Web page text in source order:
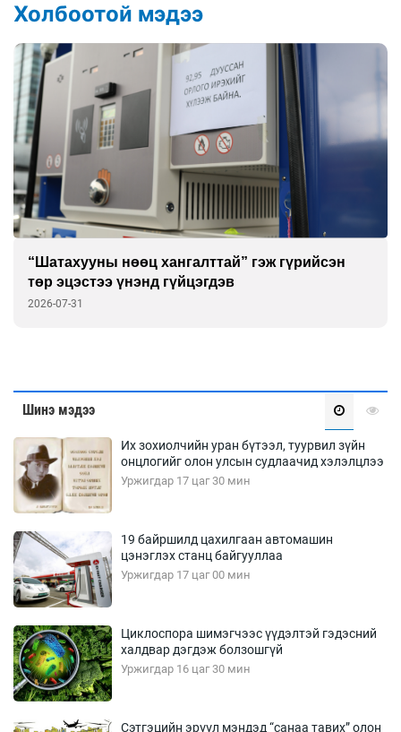
Холбоотой мэдээ
“Шатахууны нөөц хангалттай” гэж гүрийсэн
төр эцэстээ үнэнд гүйцэгдэв
2026-07-31
Шинэ мэдээ
Их зохиолчийн уран бүтээл, туурвил зүйн
онцлогийг олон улсын судлаачид хэлэлцлээ
Уржигдар 17 цаг 30 мин
19 байршилд цахилгаан автомашин
цэнэглэх станц байгууллаа
Уржигдар 17 цаг 00 мин
Циклоспора шимэгчээс үүдэлтэй гэдэсний
халдвар дэгдэж болзошгүй
Уржигдар 16 цаг 30 мин
Сэтгэцийн эрүүл мэндэд “санаа тавих” олон